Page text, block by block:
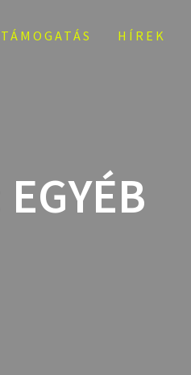
TÁMOGATÁS HÍREK
EGYÉB